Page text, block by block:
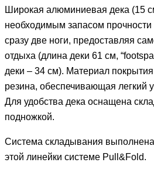
Широкая алюминиевая дека (15
необходимым запасом
сразу две ноги, предоставляя
отдыха (длина деки 61 см,
деки – 34 см). Материал покрытия
резина, обеспечивающая легкий
Для удобства дека оснащена
подножкой.
Система складывания
этой линейки системе Pull&Fold.